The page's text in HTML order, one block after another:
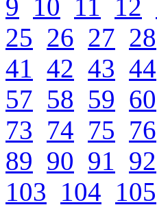
9 10 11 12
25 26 27 28
41 42 43 44
57 58 59 60
73 74 75 76
89 90 91 92
103 104 105